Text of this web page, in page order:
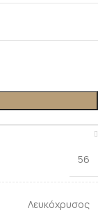
56
Λευκόχρυσος